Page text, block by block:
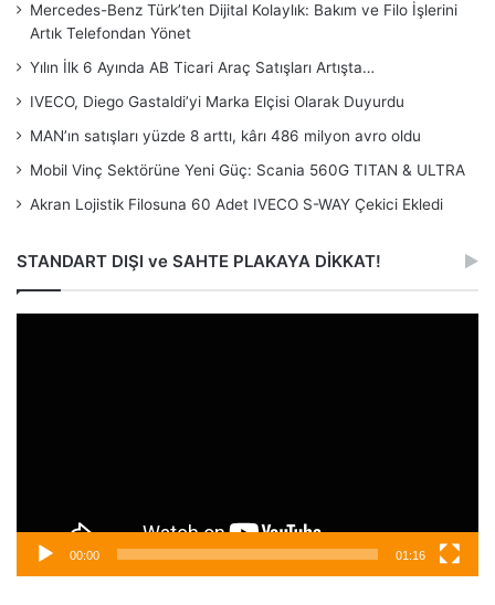
Mercedes-Benz Türk’ten Dijital Kolaylık: Bakım ve Filo İşlerini
Artık Telefondan Yönet
Yılın İlk 6 Ayında AB Ticari Araç Satışları Artışta…
IVECO, Diego Gastaldi’yi Marka Elçisi Olarak Duyurdu
MAN’ın satışları yüzde 8 arttı, kârı 486 milyon avro oldu
Mobil Vinç Sektörüne Yeni Güç: Scania 560G TITAN & ULTRA
Akran Lojistik Filosuna 60 Adet IVECO S-WAY Çekici Ekledi
STANDART DIŞI ve SAHTE PLAKAYA DİKKAT!
00:00 01:16